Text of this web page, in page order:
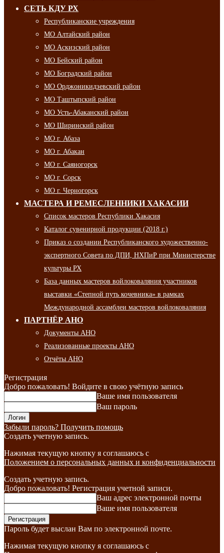
СЕТЬ КДУ РХ
Республиканские учреждения
МО Алтайский район
МО Аскизский район
МО Бейский район
МО Боградский район
МО Орджоникидзевский район
МО Таштыпский район
МО Усть-Абаканский район
МО Ширинский район
МО г. Абаза
МО г. Абакан
МО г. Саяногорск
МО г. Сорск
МО г. Черногорск
МАСТЕРА И РЕМЕСЛЕННИКИ ХАКАСИИ
Список мастеров Республики Хакасия
Каталог сувенирной продукции (2018 г.)
Приказ о создании Республиканского художественно-
экспертного Совета по ДПИ, НХПиР при Министерстве
культуры РХ
База данных мастеров войлоковаляния участников
выставки «Степной путь кочевника» в рамках
Международной ассамблеи мастеров войлоковаляния
ПАРТНЁР АНО
Документы АНО
Реализованные проекты АНО
Отчёты АНО
Регистрация
Добро пожаловать! Войдите в свою учётную запись
Ваше имя пользователя
Ваш пароль
Забыли пароль? Получить помощь
Создать учетную запись.
Нажимая текущую кнопку я соглашаюсь с
Положением о персональных данных и конфиденциальности
Создать учетную запись.
Добро пожаловать! Регистрация учетной записи.
Ваш адрес электронной почты
Ваше имя пользователя
Пароль будет выслан Вам по электронной почте.
Нажимая текущую кнопку я соглашаюсь с